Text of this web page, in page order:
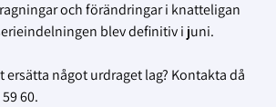
och förändringar i knatteligan
blev definitiv i juni.
ersätta något urdraget lag? Kontakta då
60.